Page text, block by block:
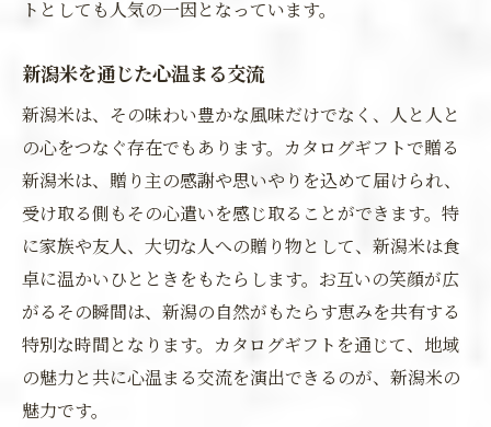
トとしても人気の一因となっています。
新潟米を通じた心温まる交流
新潟米は、その味わい豊かな風味だけでなく、人と人と
の心をつなぐ存在でもあります。カタログギフトで贈る
新潟米は、贈り主の感謝や思いやりを込めて届けられ、
受け取る側もその心遣いを感じ取ることができます。特
に家族や友人、大切な人への贈り物として、新潟米は食
卓に温かいひとときをもたらします。お互いの笑顔が広
がるその瞬間は、新潟の自然がもたらす恵みを共有する
特別な時間となります。カタログギフトを通じて、地域
の魅力と共に心温まる交流を演出できるのが、新潟米の
魅力です。